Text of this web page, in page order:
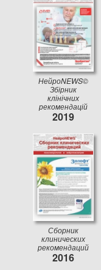
НейроNEWS©
Збірник
клінічних
рекомендацій
2019
Сборник
клинических
рекомендаций
2016